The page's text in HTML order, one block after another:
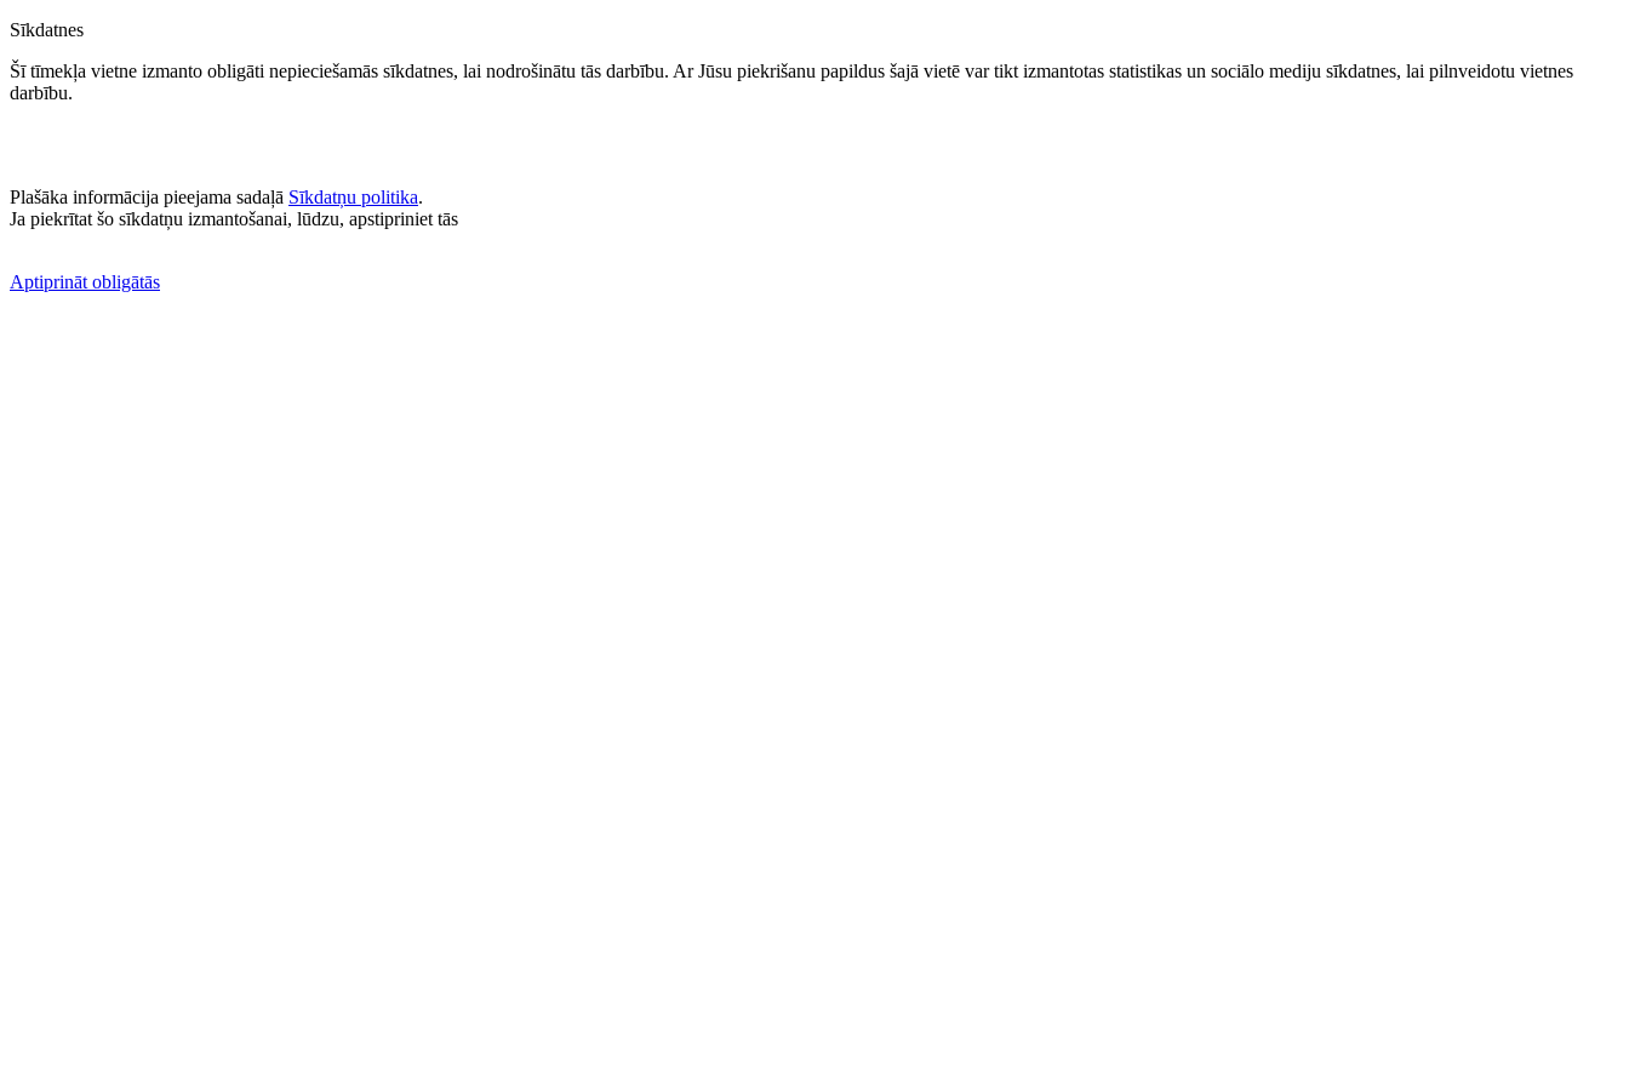
Sīkdatnes
Šī tīmekļa vietne izmanto obligāti nepieciešamās sīkdatnes, lai nodrošinātu tās darbību. Ar Jūsu piekrišanu papildus šajā vietē var tikt izmantotas statistikas un sociālo mediju sīkdatnes, lai pilnveidotu vietnes
darbību.
Plašāka informācija pieejama sadaļā Sīkdatņu politika.
Ja piekrītat šo sīkdatņu izmantošanai, lūdzu, apstipriniet tās
Aptiprināt obligātās